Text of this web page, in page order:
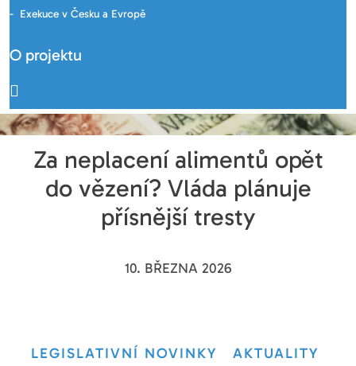
Exekuce v Česku a Evropě
O projektu
Za neplacení alimentů opět
do vězení? Vláda plánuje
přísnější tresty
10. BŘEZNA 2026
LEGISLATIVNÍ NOVINKY AKTUALITY